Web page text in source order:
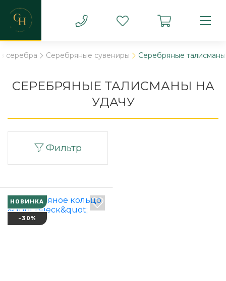
серебра Серебряные сувениры Серебряные
СЕРЕБРЯНЫЕ ТАЛИСМАНЫ НА
УДАЧУ
Фильтр
НОВИНКА
-30%